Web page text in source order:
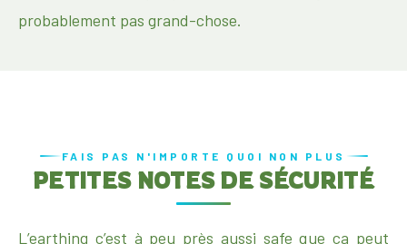
probablement pas grand-chose.
FAIS PAS N'IMPORTE QUOI NON PLUS
PETITES NOTES DE SÉCURITÉ
L’earthing c’est à peu près aussi safe que ça peut